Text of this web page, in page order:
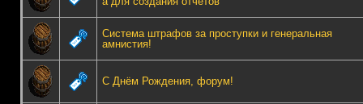
Система штрафов за проступки и генеральная
амнистия!
С Днём Рождения, форум!